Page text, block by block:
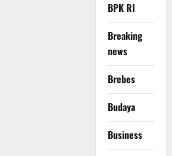
BPK RI
Breaking
news
Brebes
Budaya
Business